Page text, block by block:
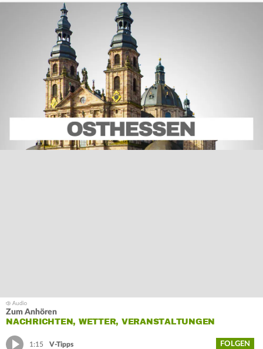
Zum Anhören
NACHRICHTEN, WETTER, VERANSTALTUNGEN
1:15 V-Tipps FOLGEN